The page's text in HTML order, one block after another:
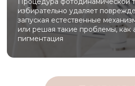
Beautylizer сочетает в себе ультразвуковую
чистку, фонофорез и микротоковую терапию,
обеспечивая глубокое очищение, лифтинг и
насыщение кожи активными компонентами без